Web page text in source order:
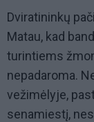
Dviratininkų
Matau, kad
turintiems
nepadaroma.
vežimėlyje,
senamiestį,